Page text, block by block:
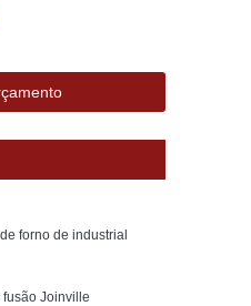
Alumínio
Alumínio
forno de industrial
Joinville